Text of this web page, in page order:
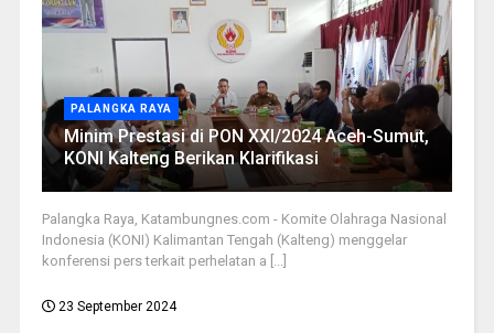
PALANGKA RAYA
Minim Prestasi di PON XXI/2024 Aceh-Sumut,
KONI Kalteng Berikan Klarifikasi
Palangka Raya, Katambungnes.com - Komite Olahraga Nasional
Indonesia (KONI) Kalimantan Tengah (Kalteng) menggelar
konferensi pers terkait perhelatan a [...]
23 September 2024